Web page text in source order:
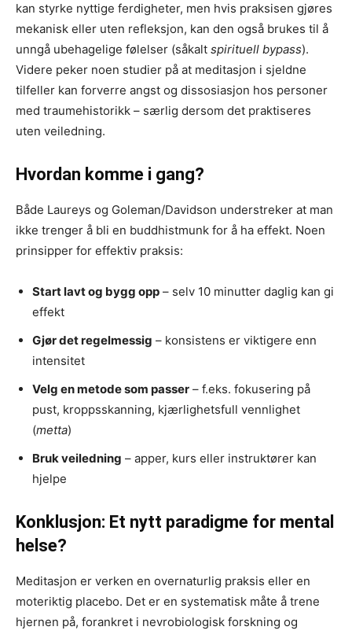
kan styrke nyttige ferdigheter, men hvis praksisen gjøres
mekanisk eller uten refleksjon, kan den også brukes til å
unngå ubehagelige følelser (såkalt spirituell bypass).
Videre peker noen studier på at meditasjon i sjeldne
tilfeller kan forverre angst og dissosiasjon hos personer
med traumehistorikk – særlig dersom det praktiseres
uten veiledning.
Hvordan komme i gang?
Både Laureys og Goleman/Davidson understreker at man
ikke trenger å bli en buddhistmunk for å ha effekt. Noen
prinsipper for effektiv praksis:
Start lavt og bygg opp – selv 10 minutter daglig kan gi
effekt
Gjør det regelmessig – konsistens er viktigere enn
intensitet
Velg en metode som passer – f.eks. fokusering på
pust, kroppsskanning, kjærlighetsfull vennlighet
(metta)
Bruk veiledning – apper, kurs eller instruktører kan
hjelpe
Konklusjon: Et nytt paradigme for mental
helse?
Meditasjon er verken en overnaturlig praksis eller en
moteriktig placebo. Det er en systematisk måte å trene
hjernen på, forankret i nevrobiologisk forskning og